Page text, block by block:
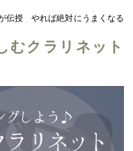
伝授 やれば絶対にうまくなる
クラリネット